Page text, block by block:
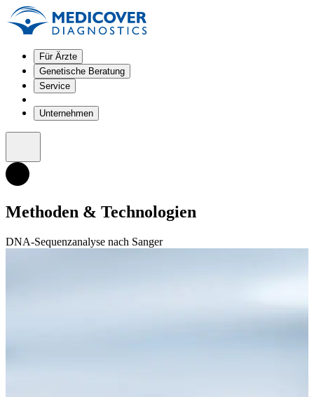
Für Ärzte
Genetische Beratung
Service
Unternehmen
Methoden & Technologien
DNA-Sequenzanalyse nach Sanger